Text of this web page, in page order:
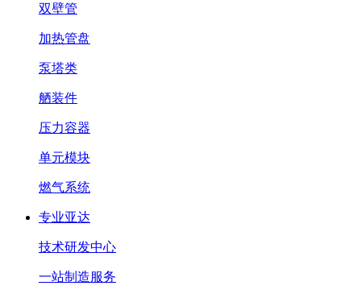
双壁管
加热管盘
泵塔类
舾装件
压力容器
单元模块
燃气系统
专业亚达
技术研发中心
一站制造服务